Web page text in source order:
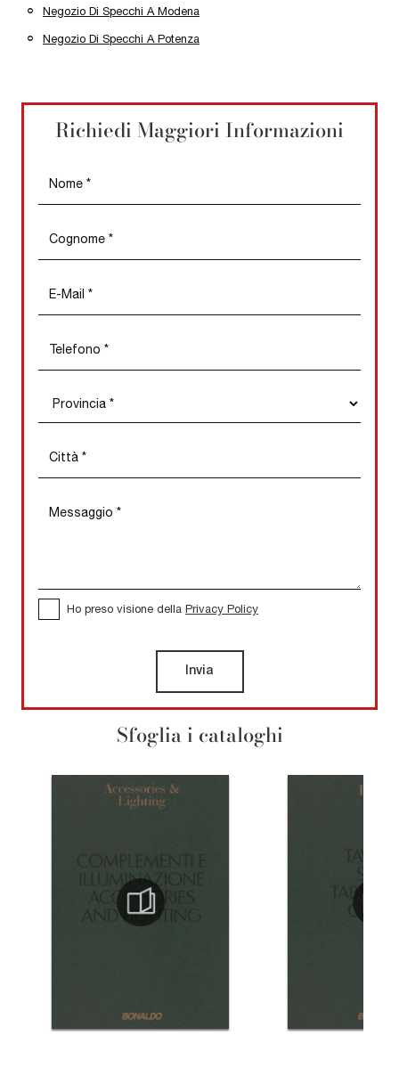
Negozio Di Specchi A Modena
Negozio Di Specchi A Potenza
Sfoglia i cataloghi
Richiedi Maggiori Informazioni
Ho preso visione della Privacy Policy
Invia